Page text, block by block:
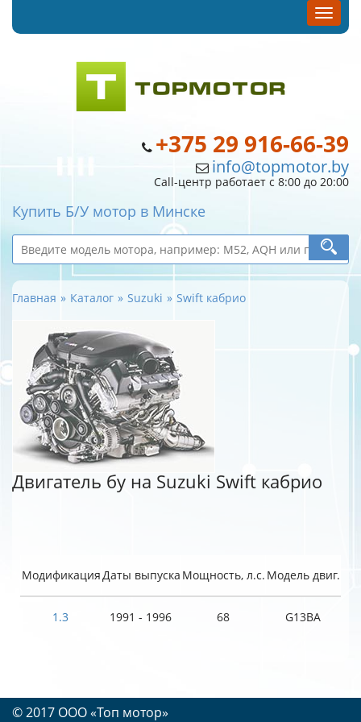
+375 29 916-66-39
info@topmotor.by
Call-центр работает с 8:00 до 20:00
Купить Б/У мотор в Минске
Главная Каталог Suzuki Swift кабрио
Двигатель бу на Suzuki Swift кабрио
МодификацияДаты выпуска Мощность, л.с. Модель двиг.
1.3 1991 - 1996 68 G13BA
© 2017 OOO «Топ мотор»